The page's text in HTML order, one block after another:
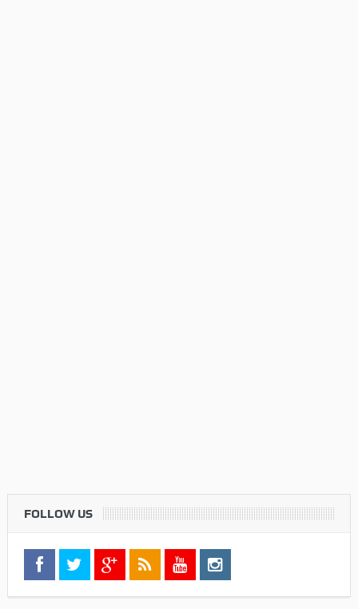
FOLLOW US